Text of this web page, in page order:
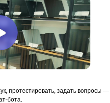
протестировать, задать вопросы —
бота.